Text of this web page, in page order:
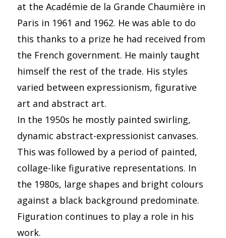
at the Académie de la Grande Chaumière in
Paris in 1961 and 1962. He was able to do
this thanks to a prize he had received from
the French government. He mainly taught
himself the rest of the trade. His styles
varied between expressionism, figurative
art and abstract art.
In the 1950s he mostly painted swirling,
dynamic abstract-expressionist canvases.
This was followed by a period of painted,
collage-like figurative representations. In
the 1980s, large shapes and bright colours
against a black background predominate.
Figuration continues to play a role in his
work.